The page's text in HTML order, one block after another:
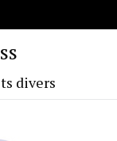
divers